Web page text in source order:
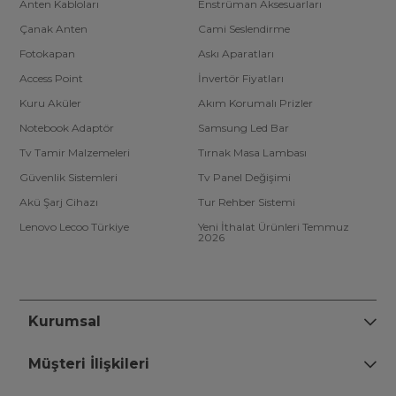
Anten Kabloları
Enstrüman Aksesuarları
Çanak Anten
Cami Seslendirme
Fotokapan
Askı Aparatları
Access Point
İnvertör Fiyatları
Kuru Aküler
Akım Korumalı Prizler
Notebook Adaptör
Samsung Led Bar
Tv Tamir Malzemeleri
Tırnak Masa Lambası
Güvenlik Sistemleri
Tv Panel Değişimi
Akü Şarj Cihazı
Tur Rehber Sistemi
Lenovo Lecoo Türkiye
Yeni İthalat Ürünleri Temmuz
2026
Kurumsal
Müşteri İlişkileri